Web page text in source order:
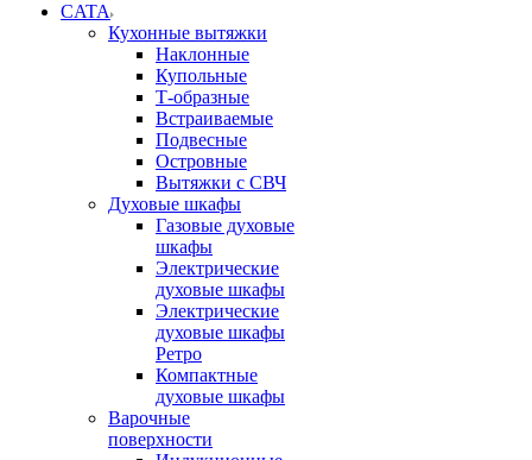
CATA
Кухонные вытяжки
Наклонные
Купольные
Т-образные
Встраиваемые
Подвесные
Островные
Вытяжки с СВЧ
Духовые шкафы
Газовые духовые
шкафы
Электрические
духовые шкафы
Электрические
духовые шкафы
Ретро
Компактные
духовые шкафы
Варочные
поверхности